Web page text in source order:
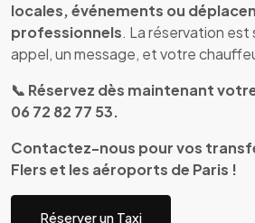
locales, événements ou
professionnels. La réservation est
appel, un message, et votre
📞 Réservez dès maintenant votre
06 72 82 77 53.
Contactez-nous pour vos
Flers et les aéroports de Paris !
Réserver un Taxi